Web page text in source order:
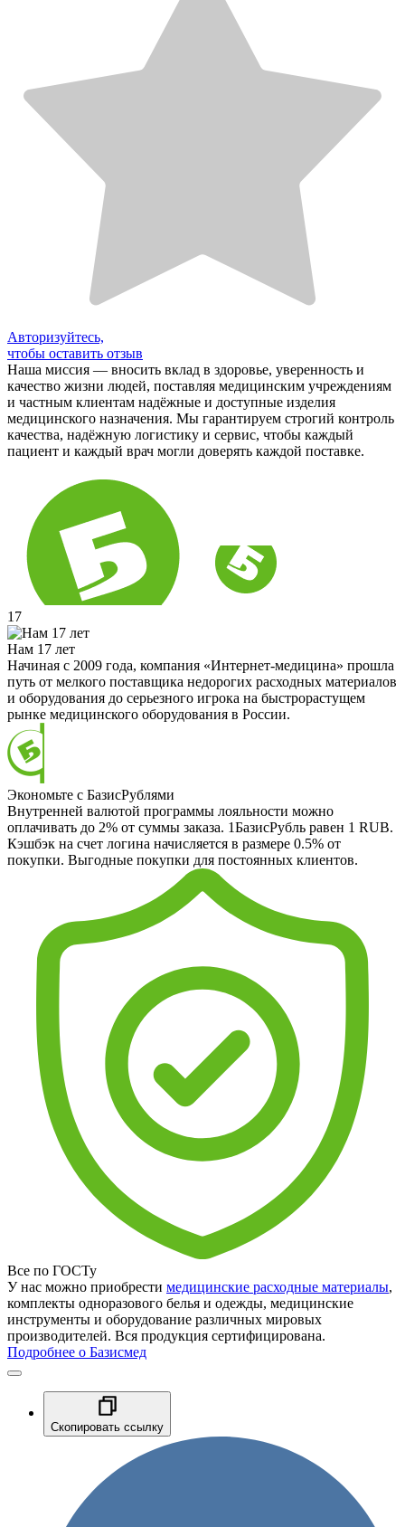
Авторизуйтесь,
чтобы оставить отзыв
Наша миссия — вносить вклад в здоровье, уверенность и
качество жизни людей, поставляя медицинским учреждениям
и частным клиентам надёжные и доступные изделия
медицинского назначения. Мы гарантируем строгий контроль
качества, надёжную логистику и сервис, чтобы каждый
пациент и каждый врач могли доверять каждой поставке.
17
Нам 17 лет
Начиная с 2009 года, компания «Интернет-медицина» прошла
путь от мелкого поставщика недорогих расходных материалов
и оборудования до серьезного игрока на быстрорастущем
рынке медицинского оборудования в России.
Экономьте с БазисРублями
Внутренней валютой программы лояльности можно
оплачивать до 2% от суммы заказа. 1БазисРубль равен 1 RUB.
Кэшбэк на счет логина начисляется в размере 0.5% от
покупки. Выгодные покупки для постоянных клиентов.
Все по ГОСТу
У нас можно приобрести медицинские расходные материалы,
комплекты одноразового белья и одежды, медицинские
инструменты и оборудование различных мировых
производителей. Вся продукция сертифицирована.
Подробнее о Базисмед
Скопировать ссылку